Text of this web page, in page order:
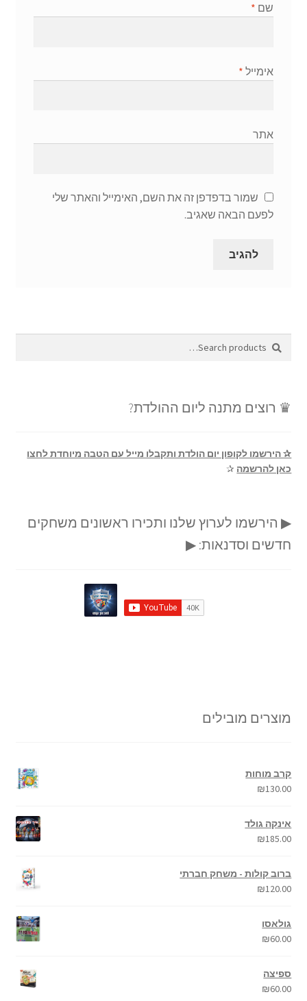
שם *
אימייל *
אתר
שמור בדפדפן זה את השם, האימייל והאתר שלי
לפעם הבאה שאגיב.
Search
for:
Search
♛ רוצים מתנה ליום ההולדת?
✰ הירשמו לקופון יום הולדת ותקבלו מייל עם הטבה מיוחדת לחצו
כאן להרשמה ✰
▶ הירשמו לערוץ שלנו ותכירו ראשונים משחקים
חדשים וסדנאות: ▶
מוצרים מובילים
קרב מוחות
₪130.00
אינקה גולד
₪185.00
ברוב קולות - משחק חברתי
₪120.00
גולאסו
₪60.00
ספיצה
₪60.00